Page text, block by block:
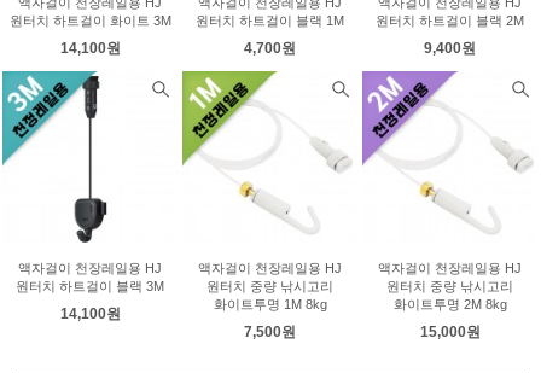
원터치 하트걸이 화이트 3M
14,100원
원터치 하트걸이 블랙 1M
4,700원
원터치 하트걸이 블랙 2M
9,400원
액자걸이 천장레일용 HJ
원터치 하트걸이 블랙 3M
14,100원
액자걸이 천장레일용 HJ
원터치 중량 낚시고리
화이트투명 1M 8kg
7,500원
액자걸이 천장레일용 HJ
원터치 중량 낚시고리
화이트투명 2M 8kg
15,000원